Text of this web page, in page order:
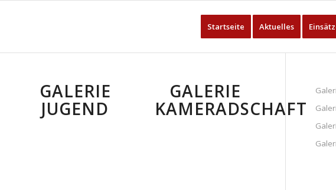
Startseite Aktuelles
GALERIE
JUGEND
GALERIE
KAMERADSCHAFT